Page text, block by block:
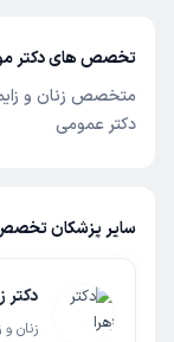
تخصص های دکتر
متخصص زنان و
دکتر عمومی
سایر پزشکان تخصص
دکتر
زنان و